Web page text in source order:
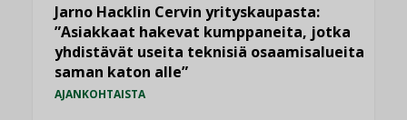
Jarno Hacklin Cervin yrityskaupasta:
”Asiakkaat hakevat kumppaneita, jotka
yhdistävät useita teknisiä osaamisalueita
saman katon alle”
AJANKOHTAISTA